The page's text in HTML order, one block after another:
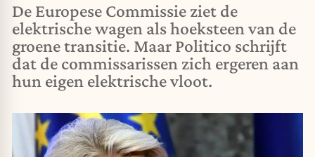
De Europese Commissie ziet de
elektrische wagen als hoeksteen van de
groene transitie. Maar Politico schrijft
dat de commissarissen zich ergeren aan
hun eigen elektrische vloot.